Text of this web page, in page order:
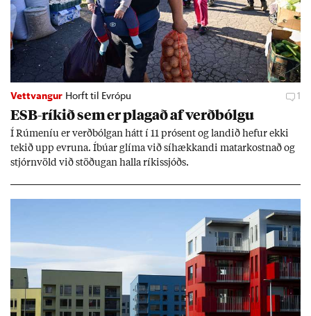
Vettvangur Horft til Evrópu 1
ESB-rík­ið sem er plag­að af verð­bólgu
Í Rúm­en­íu er verð­bólg­an hátt í 11 pró­sent og land­ið hef­ur ekki
tek­ið upp evr­una. Íbú­ar glíma við sí­hækk­andi mat­ar­kostn­að og
stjórn­völd við stöð­ug­an halla rík­is­sjóðs.